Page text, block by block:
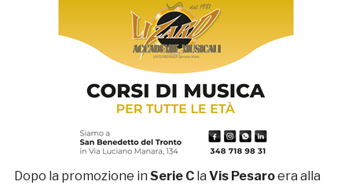
Dopo la promozione in Serie Cla Vis Pesaroera alla